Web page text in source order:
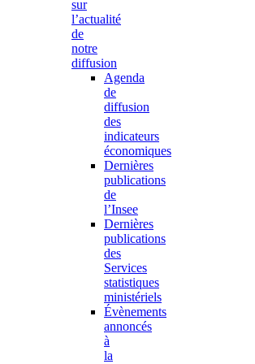
sur
l’actualité
de
notre
diffusion
Agenda
de
diffusion
des
indicateurs
économiques
Dernières
publications
de
l’Insee
Dernières
publications
des
Services
statistiques
ministériels
Évènements
annoncés
à
la